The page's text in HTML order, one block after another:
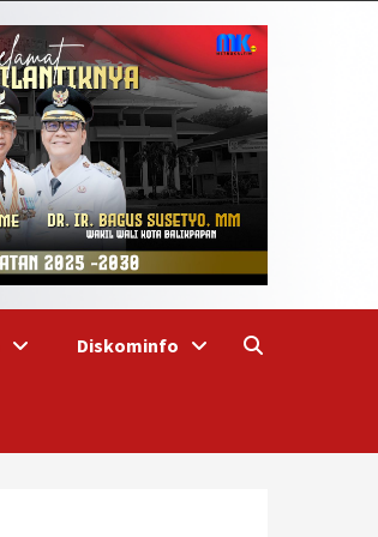
Diskominfo